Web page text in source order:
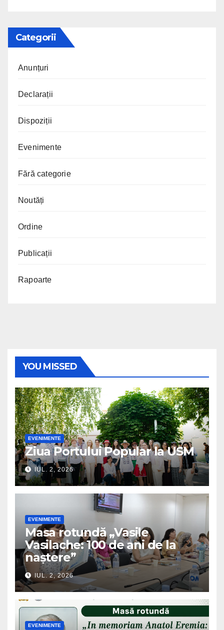
Categorii
Anunțuri
Declarații
Dispoziții
Evenimente
Fără categorie
Noutăți
Ordine
Publicații
Rapoarte
YOU MISSED
EVENIMENTE
Ziua Portului Popular la USM
IUL. 2, 2026
EVENIMENTE
Masa rotundă „Vasile
Vasilache: 100 de ani de la
naștere”
IUL. 2, 2026
EVENIMENTE